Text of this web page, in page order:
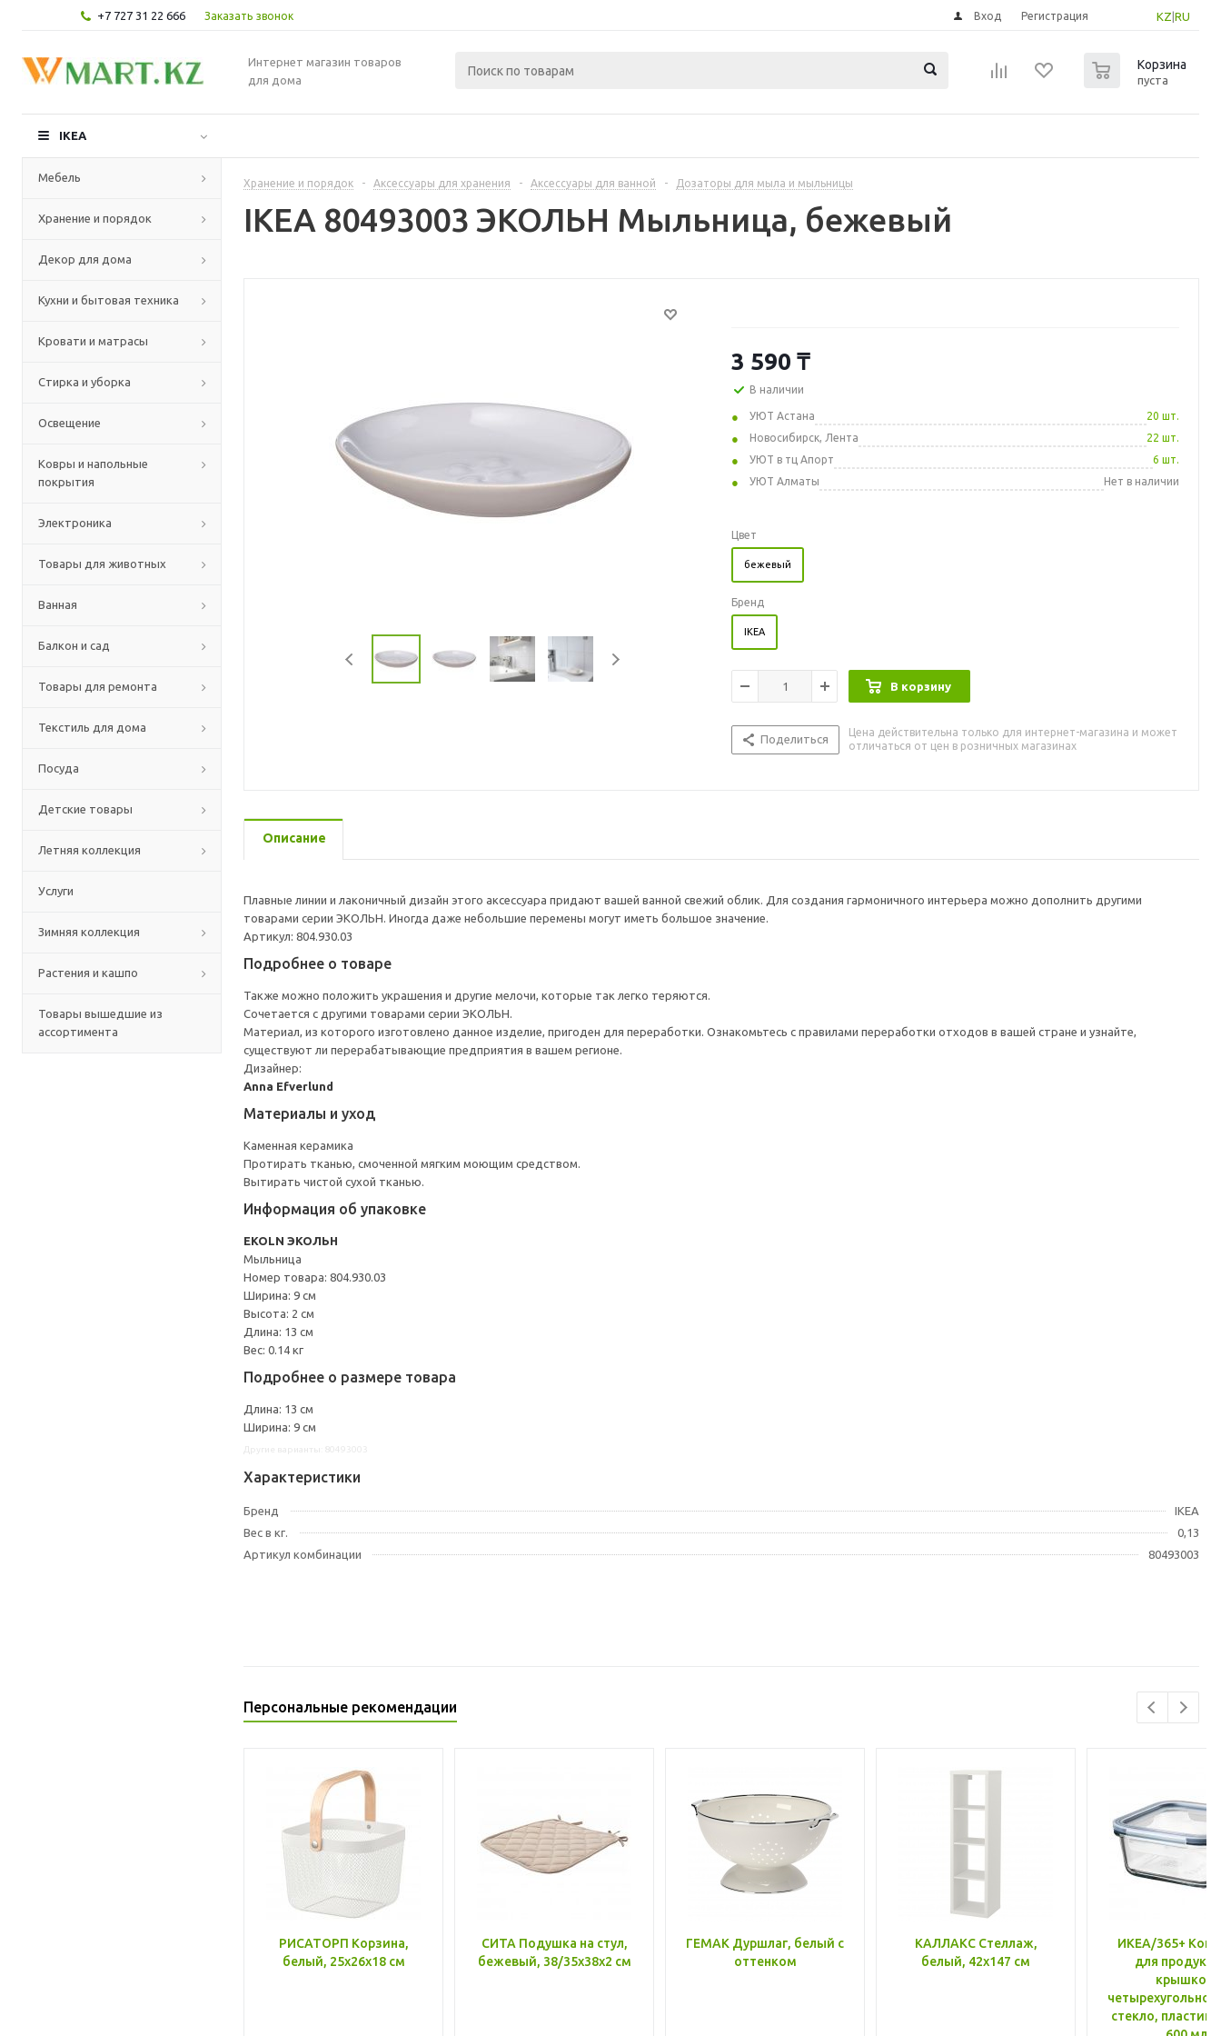
+7 727 31 22 666 Заказать звонок KZ RU
Вход Регистрация
Интернет магазин товаров
для дома
Корзина
пуста
IKEA
Мебель
Хранение и порядок
Декор для дома
Кухни и бытовая техника
Кровати и матрасы
Стирка и уборка
Освещение
Ковры и напольные
покрытия
Электроника
Товары для животных
Ванная
Балкон и сад
Товары для ремонта
Текстиль для дома
Посуда
Детские товары
Летняя коллекция
Услуги
Зимняя коллекция
Растения и кашпо
Товары вышедшие из
ассортимента
Хранение и порядок - Аксессуары для хранения - Аксессуары для ванной - Дозаторы для мыла и мыльницы
IKEA 80493003 ЭКОЛЬН Мыльница, бежевый
3 590 ₸
В наличии
УЮТ Астана
20 шт.
Новосибирск, Лента
22 шт.
УЮТ в тц Апорт
6 шт.
УЮТ Алматы
Нет в наличии
Цвет
бежевый
Бренд
IKEA
В корзину
Поделиться
Цена действительна только для интернет-магазина и может
отличаться от цен в розничных магазинах
Описание
Плавные линии и лаконичный дизайн этого аксессуара придают вашей ванной свежий облик. Для создания гармоничного интерьера можно дополнить другими
товарами серии ЭКОЛЬН. Иногда даже небольшие перемены могут иметь большое значение.
Артикул: 804.930.03
Подробнее о товаре
Также можно положить украшения и другие мелочи, которые так легко теряются.
Сочетается с другими товарами серии ЭКОЛЬН.
Материал, из которого изготовлено данное изделие, пригоден для переработки. Ознакомьтесь с правилами переработки отходов в вашей стране и узнайте,
существуют ли перерабатывающие предприятия в вашем регионе.
Дизайнер:
Anna Efverlund
Материалы и уход
Каменная керамика
Протирать тканью, смоченной мягким моющим средством.
Вытирать чистой сухой тканью.
Информация об упаковке
EKOLN ЭКОЛЬН
Мыльница
Номер товара: 804.930.03
Ширина: 9 см
Высота: 2 см
Длина: 13 см
Вес: 0.14 кг
Подробнее о размере товара
Длина: 13 см
Ширина: 9 см
Характеристики
Бренд
IKEA
Вес в кг.
0,13
Артикул комбинации
80493003
Персональные рекомендации
РИСАТОРП Корзина,
белый, 25x26x18 см
СИТА Подушка на стул,
бежевый, 38/35x38x2 см
ГЕМАК Дуршлаг, белый с
оттенком
КАЛЛАКС Стеллаж,
белый, 42x147 см
ИКЕА/365+
для
крышкой,
стекло, пластик